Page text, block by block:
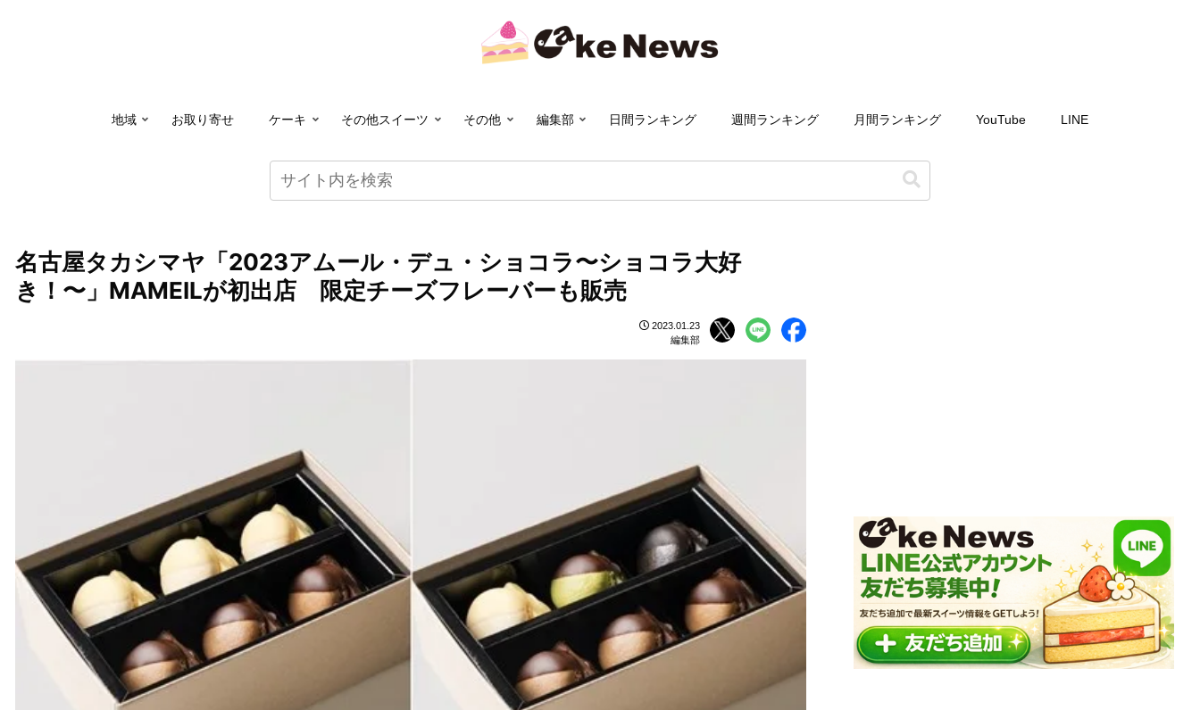
地域 お取り寄せ ケーキ その他スイーツ その他 編集部 日間ランキング 週間ランキング 月間ランキング YouTube LINE
名古屋タカシマヤ「2023アムール・デュ・ショコラ〜ショコラ大好
き！〜」MAMEILが初出店 限定チーズフレーバーも販売
2023.01.23
編集部